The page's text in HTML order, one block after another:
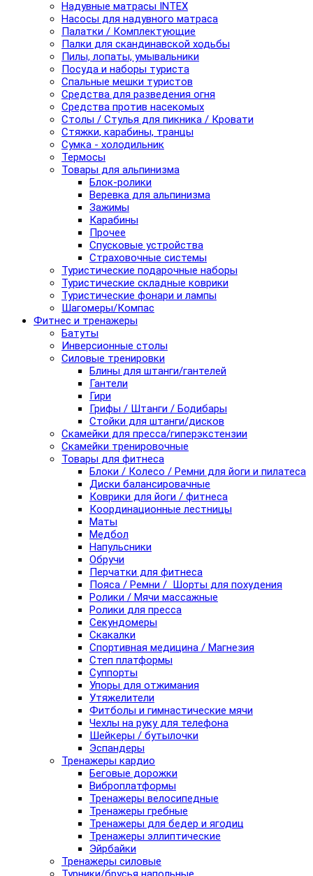
Надувные матрасы INTEX
Насосы для надувного матраса
Палатки / Комплектующие
Палки для скандинавской ходьбы
Пилы, лопаты, умывальники
Посуда и наборы туриста
Спальные мешки туристов
Средства для разведения огня
Средства против насекомых
Столы / Стулья для пикника / Кровати
Стяжки, карабины, транцы
Сумка - холодильник
Термосы
Товары для альпинизма
Блок-ролики
Веревка для альпинизма
Зажимы
Карабины
Прочее
Спусковые устройства
Страховочные системы
Туристические подарочные наборы
Туристические складные коврики
Туристические фонари и лампы
Шагомеры/Компас
Фитнес и тренажеры
Батуты
Инверсионные столы
Силовые тренировки
Блины для штанги/гантелей
Гантели
Гири
Грифы / Штанги / Бодибары
Стойки для штанги/дисков
Скамейки для пресса/гиперэкстензии
Скамейки тренировочные
Товары для фитнеса
Блоки / Колесо / Ремни для йоги и пилатеса
Диски балансировачные
Коврики для йоги / фитнеса
Координационные лестницы
Маты
Медбол
Напульсники
Обручи
Перчатки для фитнеса
Пояса / Ремни / Шорты для похудения
Ролики / Мячи массажные
Ролики для пресса
Секундомеры
Скакалки
Спортивная медицина / Магнезия
Степ платформы
Суппорты
Упоры для отжимания
Утяжелители
Фитболы и гимнастические мячи
Чехлы на руку для телефона
Шейкеры / бутылочки
Эспандеры
Тренажеры кардио
Беговые дорожки
Виброплатформы
Тренажеры велосипедные
Тренажеры гребные
Тренажеры для бедер и ягодиц
Тренажеры эллиптические
Эйрбайки
Тренажеры силовые